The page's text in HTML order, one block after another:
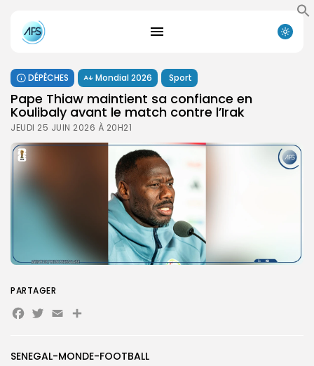
Search
DÉPÊCHES Mondial 2026 Sport
Pape Thiaw maintient sa confiance en
Koulibaly avant le match contre l’Irak ‎
JEUDI 25 JUIN 2026 À 20H21
SENEGAL-MONDE-FOOTBALL
PARTAGER
Facebook
Twitter
EmailPartager